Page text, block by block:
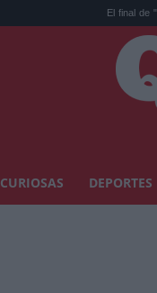
El final de "Cien
CURIOSAS DEPORTES